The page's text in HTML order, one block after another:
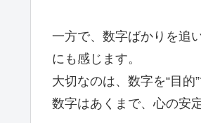
一方で、数字ばかりを追
にも感じます。
大切なのは、数字を“目的
数字はあくまで、心の安